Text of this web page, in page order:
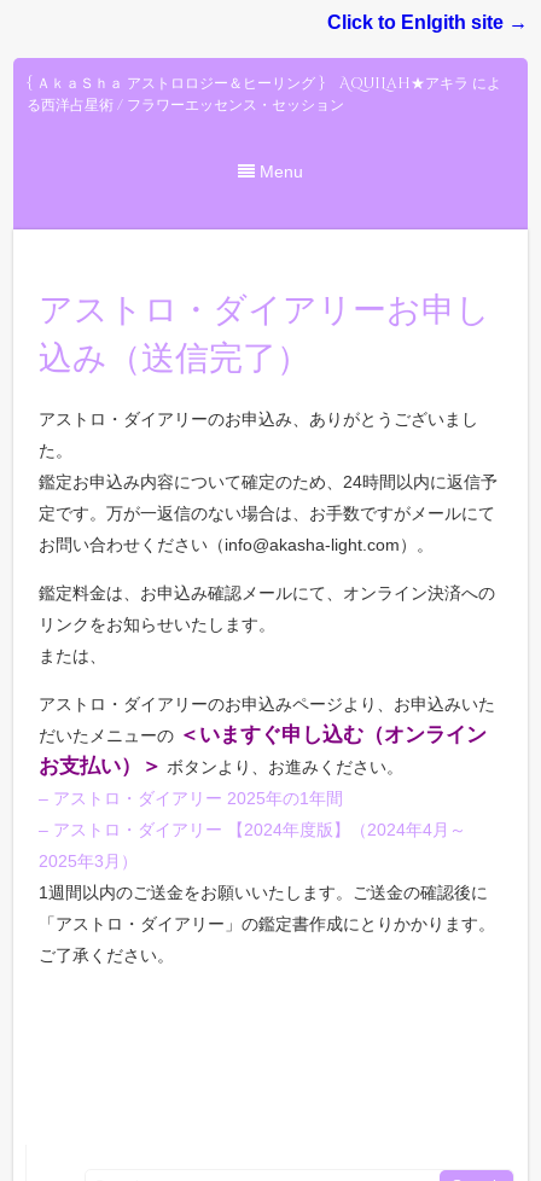
Click to Enlgith site →
{ ＡｋａＳｈａ アストロロジー＆ヒーリング } AquiLah★アキラ によ
る西洋占星術 / フラワーエッセンス・セッション
Menu
アストロ・ダイアリーお申し
込み（送信完了）
アストロ・ダイアリーのお申込み、ありがとうございまし
た。
鑑定お申込み内容について確定のため、24時間以内に返信予
定です。万が一返信のない場合は、お手数ですがメールにて
お問い合わせください（info@akasha-light.com）。
鑑定料金は、お申込み確認メールにて、オンライン決済への
リンクをお知らせいたします。
または、
アストロ・ダイアリーのお申込みページより、お申込みいた
だいたメニューの ＜いますぐ申し込む（オンライン
お支払い）＞ ボタンより、お進みください。
– アストロ・ダイアリー 2025年の1年間
– アストロ・ダイアリー 【2024年度版】（2024年4月～
2025年3月）
1週間以内のご送金をお願いいたします。ご送金の確認後に
「アストロ・ダイアリー」の鑑定書作成にとりかかります。
ご了承ください。